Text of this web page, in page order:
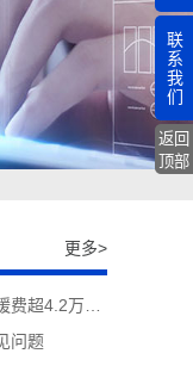
更多>
问题
联
系
我
们
返回
顶部